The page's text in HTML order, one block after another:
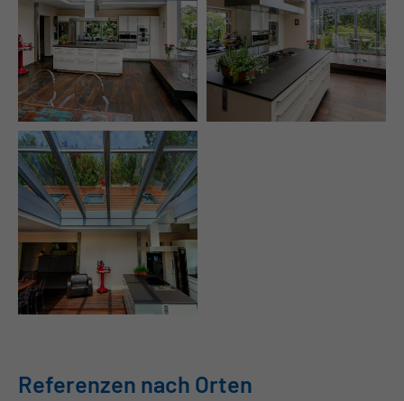
Ansicht vom Essbereich
auf Küche
Lichtdurchfluteter
Küchenbereich mit
Empore
Die Küche als Mittelpunkt
dank Wintergarten
Referenzen nach Orten